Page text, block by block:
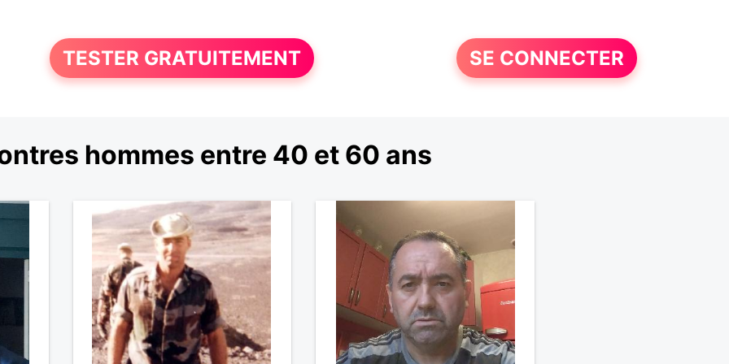
TESTER GRATUITEMENT SE CONNECTER
hommes entre 40 et 60 ans